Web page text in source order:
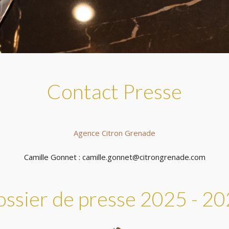
Contact Presse
Agence Citron Grenade
Camille Gonnet : camille.gonnet@citrongrenade.com
de presse 2025 -